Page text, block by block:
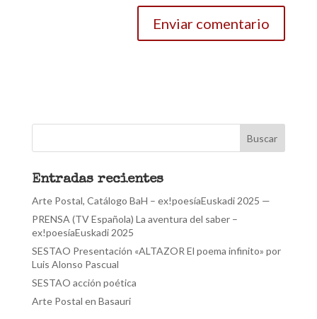
Entradas recientes
Arte Postal, Catálogo BaH – ex!poesíaEuskadi 2025 —
PRENSA (TV Española) La aventura del saber –
ex!poesíaEuskadi 2025
SESTAO Presentación «ALTAZOR El poema infinito» por
Luis Alonso Pascual
SESTAO acción poética
Arte Postal en Basauri